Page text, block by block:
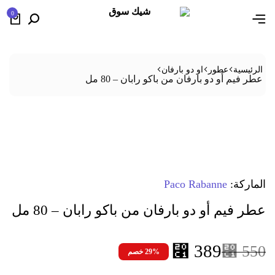
0
الرئيسية عطور او دو بارفان
عطر فيم أو دو بارفان من باكو رابان – 80 مل
الماركة: Paco Rabanne
عطر فيم أو دو بارفان من باكو رابان – 80 مل
⃁550
⃁ 389 29% خصم